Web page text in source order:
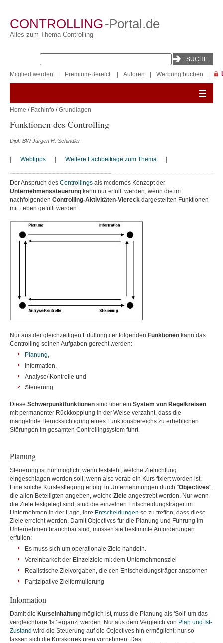
CONTROLLING-Portal.de
Alles zum Thema Controlling
Mitglied werden Premium-Bereich Autoren Werbung buchen
Home / Fachinfo /Grundlagen
Funktionen des Controlling
Dipl.-BW Jürgen H. Schindler
Webtipps Weitere Fachbeiträge zum Thema
Der Anspruch des Controllings als modernes Konzept der
Unternehmenssteuerung kann nur erfüllt werden, wenn die im
nachfolgenden Controlling-Aktivitäten-Viereck dargestellten Funktionen
mit Leben gefüllt werden:
Nur aus der gleichzeitigen Erfüllung der folgenden Funktionen kann das
Controlling seinen Aufgaben gerecht werden:
Planung,
Information,
Analyse/ Kontrolle und
Steuerung
Diese Schwerpunktfunktionen sind über ein System von Regelkreisen
mit permanenter Rückkopplung in der Weise verzahnt, dass die
mangelnde Berücksichtigung eines Funktionsbereichs zu erheblichen
Störungen im gesamten Controllingsystem führt.
Planung
Steuerung ist nur möglich, wenn feststeht, welche Zielrichtung
eingeschlagen werden soll, wenn also vorab ein Kurs fixiert worden ist.
Eine solche Kursfestlegung erfolgt in Unternehmungen durch "Objectives",
die allen Beteiligten angeben, welche Ziele angestrebt werden. Nur wenn
die Ziele festgelegt sind, sind die einzelnen Entscheidungsträger im
Unternehmen in der Lage, ihre Entscheidungen so zu treffen, dass diese
Ziele erreicht werden. Damit Objectives für die Planung und Führung im
Unternehmen brauchbar sind, müssen sie bestimmte Anforderungen
erfüllen:
Es muss sich um operationale Ziele handeln.
Vereinbarkeit der Einzelziele mit dem Unternehmensziel
Realistische Zielvorgaben, die den Entscheidungsträger anspornen
Partizipative Zielformulierung
Information
Damit die Kurseinhaltung möglich ist, muss die Planung als 'Soll' um das
vergleichbare 'Ist' ergänzt werden. Nur aus dem Vergleich von P lan und Ist-
Zustand wird die Steuerung auf die Objectives hin ermöglicht; nur so
lassen sich die Kurskorrekturen vornehmen. Das